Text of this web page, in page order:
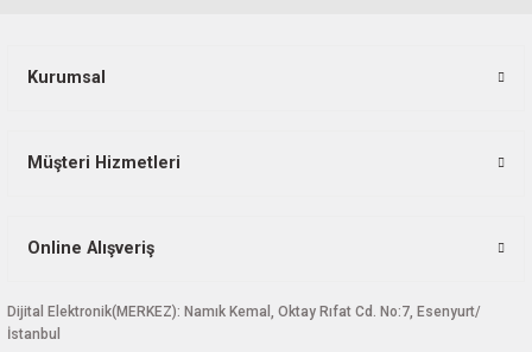
Kurumsal
Müşteri Hizmetleri
Online Alışveriş
Dijital Elektronik(MERKEZ): Namık Kemal, Oktay Rıfat Cd. No:7, Esenyurt/
İstanbul